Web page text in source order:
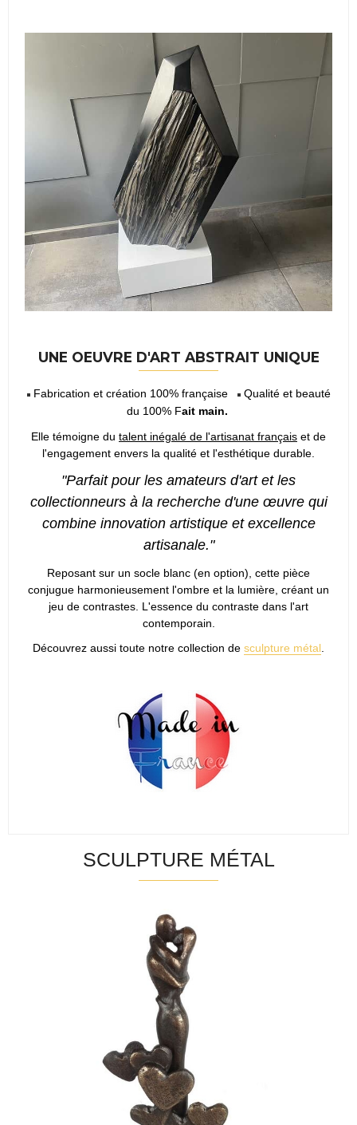
UNE OEUVRE D'ART ABSTRAIT UNIQUE
Fabrication et création 100% française
Qualité et beauté
du 100% Fait main.
Elle témoigne du talent inégalé de l'artisanat français et de
l'engagement envers la qualité et l'esthétique durable.
"Parfait pour les amateurs d'art et les
collectionneurs à la recherche d'une œuvre qui
combine innovation artistique et excellence
artisanale."
Reposant sur un socle blanc (en option), cette pièce
conjugue harmonieusement l'ombre et la lumière, créant un
jeu de contrastes. L'essence du contraste dans l'art
contemporain.
Découvrez aussi toute notre collection de sculpture métal.
SCULPTURE MÉTAL